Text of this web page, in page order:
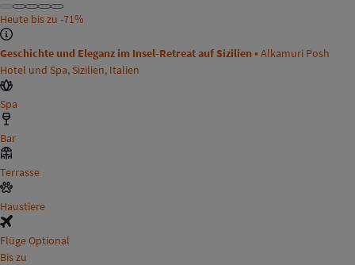
Heute bis zu -71%
Geschichte und Eleganz im Insel-Retreat auf Sizilien • Alkamuri Posh
Hotel und Spa, Sizilien, Italien
Spa
Bar
Terrasse
Haustiere
Flüge Optional
Bis zu